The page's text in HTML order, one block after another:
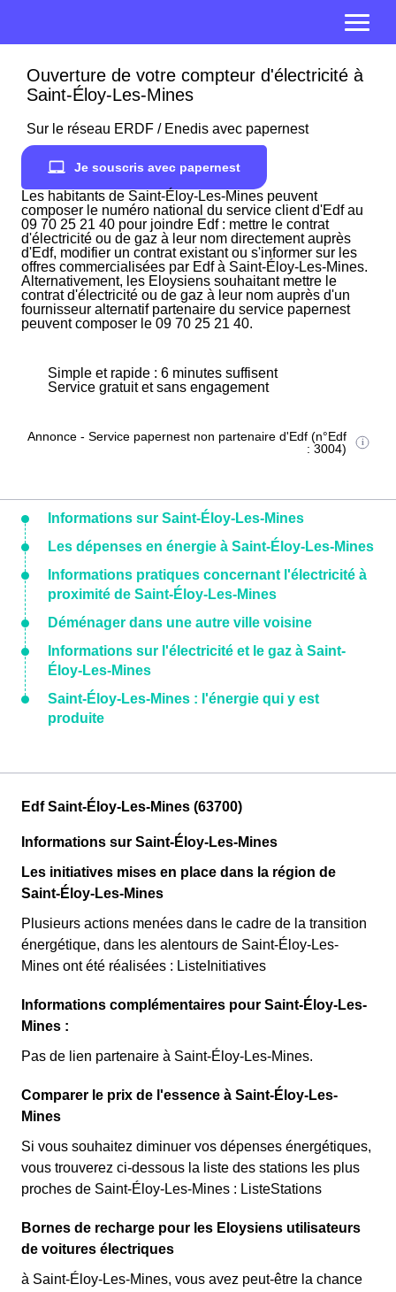
Ouverture de votre compteur d'électricité à
Saint-Éloy-Les-Mines
Sur le réseau ERDF / Enedis avec papernest
Je souscris avec papernest
Les habitants de Saint-Éloy-Les-Mines peuvent
composer le numéro national du service client d'Edf au
09 70 25 21 40 pour joindre Edf : mettre le contrat
d'électricité ou de gaz à leur nom directement auprès
d'Edf, modifier un contrat existant ou s'informer sur les
offres commercialisées par Edf à Saint-Éloy-Les-Mines.
Alternativement, les Eloysiens souhaitant mettre le
contrat d'électricité ou de gaz à leur nom auprès d'un
fournisseur alternatif partenaire du service papernest
peuvent composer le 09 70 25 21 40.
Simple et rapide : 6 minutes suffisent
Service gratuit et sans engagement
Annonce - Service papernest non partenaire d'Edf (n°Edf
: 3004)
Informations sur Saint-Éloy-Les-Mines
Les dépenses en énergie à Saint-Éloy-Les-Mines
Informations pratiques concernant l'électricité à
proximité de Saint-Éloy-Les-Mines
Déménager dans une autre ville voisine
Informations sur l'électricité et le gaz à Saint-
Éloy-Les-Mines
Saint-Éloy-Les-Mines : l'énergie qui y est
produite
Edf Saint-Éloy-Les-Mines (63700)
Informations sur Saint-Éloy-Les-Mines
Les initiatives mises en place dans la région de
Saint-Éloy-Les-Mines
Plusieurs actions menées dans le cadre de la transition
énergétique, dans les alentours de Saint-Éloy-Les-
Mines ont été réalisées : ListeInitiatives
Informations complémentaires pour Saint-Éloy-Les-
Mines :
Pas de lien partenaire à Saint-Éloy-Les-Mines.
Comparer le prix de l'essence à Saint-Éloy-Les-
Mines
Si vous souhaitez diminuer vos dépenses énergétiques,
vous trouverez ci-dessous la liste des stations les plus
proches de Saint-Éloy-Les-Mines : ListeStations
Bornes de recharge pour les Eloysiens utilisateurs
de voitures électriques
à Saint-Éloy-Les-Mines, vous avez peut-être la chance